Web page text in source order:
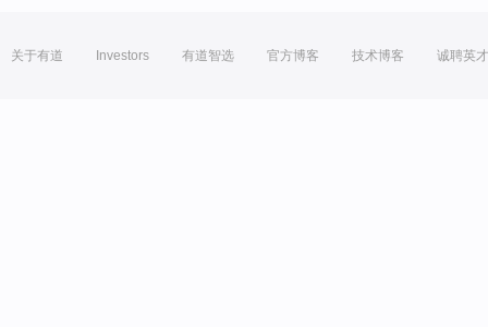
关于有道 Investors 有道智选 官方博客 技术博客 诚聘英才